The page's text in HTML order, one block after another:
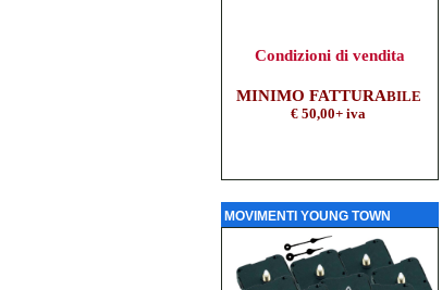
Condizioni di vendita
MINIMO FATTURABILE
€ 50,00+ iva
MOVIMENTI YOUNG TOWN